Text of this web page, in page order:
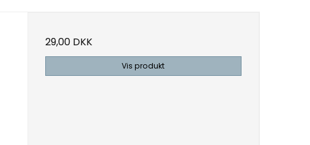
29,00 DKK
Vis produkt